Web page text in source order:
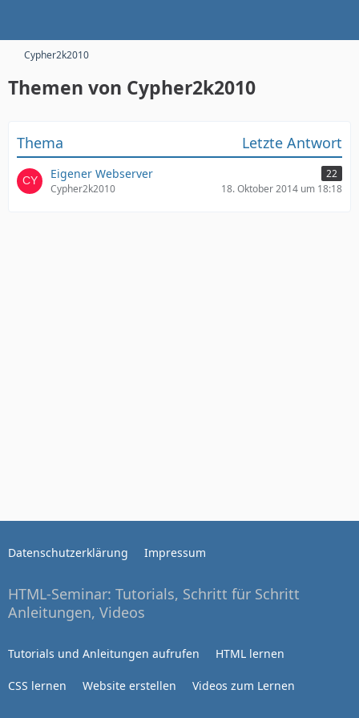
Cypher2k2010
Themen von Cypher2k2010
Thema Letzte Antwort
Eigener Webserver
22
Cypher2k2010
18. Oktober 2014 um 18:18
Datenschutzerklärung Impressum
HTML-Seminar: Tutorials, Schritt für Schritt
Anleitungen, Videos
Tutorials und Anleitungen aufrufen HTML lernen
CSS lernen Website erstellen Videos zum Lernen